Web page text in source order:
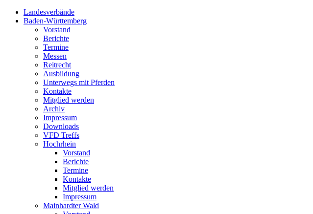
Landesverbände
Baden-Württemberg
Vorstand
Berichte
Termine
Messen
Reitrecht
Ausbildung
Unterwegs mit Pferden
Kontakte
Mitglied werden
Archiv
Impressum
Downloads
VFD Treffs
Hochrhein
Vorstand
Berichte
Termine
Kontakte
Mitglied werden
Impressum
Mainhardter Wald